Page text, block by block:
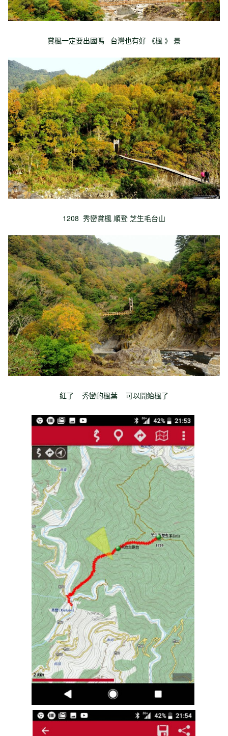
賞楓一定要出國嗎 台灣也有好 《楓 》 景
1208 秀巒賞楓 順登 芝生毛台山
紅了 秀巒的楓葉 可以開始楓了